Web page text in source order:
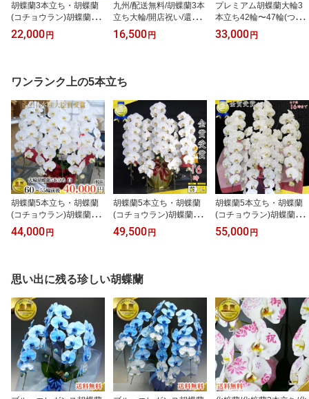
胡蝶蘭3本立ち・胡蝶蘭
(コチョウラン)胡蝶蘭3本
立ち大輪/開店祝い/還暦
祝い/お祝い・胡蝶蘭 3本
い花・お供え花・ 【ラ
ン・胡蝶蘭】胡蝶蘭 お祝
い・お祝い返し・還暦・
喜寿・米寿 竣工式落成
式 お歳暮株主総会はな
やか正月
22,000 円
九州/配送無料/胡蝶蘭3本
立ち大輪/開店祝い/還暦
祝い/お祝い 送料無料/お
祝い花・開店祝い・お祝
暦・喜寿・米寿 竣工式
落成式 お歳暮株主総会
福岡大分佐賀長崎宮崎熊
本鹿児島博多座正月
16,500 円
プレミアム胡蝶蘭大輪3
本立ち42輪〜47輪(つぼ
み含む)鉢が隠れる大迫
力 竣工式落成式 お歳
33,000 円
ワンランク上の5本立ち
胡蝶蘭5本立ち・胡蝶蘭
(コチョウラン)胡蝶蘭大
輪5本立ち【送料無料】
胡蝶蘭 お祝い・胡蝶蘭・
祝い【ラン・胡蝶蘭】シ
ンポジウム 周年記念式
典 竣工式落成式 お歳
暮株主総会はなやか正月
44,000 円
胡蝶蘭5本立ち・胡蝶蘭
(コチョウラン)胡蝶蘭大
輪5本立ち【送料無料】
胡蝶蘭 お祝い・胡蝶蘭・
祝い【ラン・胡蝶蘭】シ
ンポジウム 周年記念式
典 竣工式落成式 お歳
暮株主総会はなやか正月
49,500 円
胡蝶蘭5本立ち・胡蝶蘭
(コチョウラン)胡蝶蘭大
輪5本立ち【送料無料】
胡蝶蘭 お祝い・胡蝶蘭・
典 竣工式落成式 お歳
暮株主総会はなやか正月
55,000 円
思い出に残る珍しい胡蝶蘭